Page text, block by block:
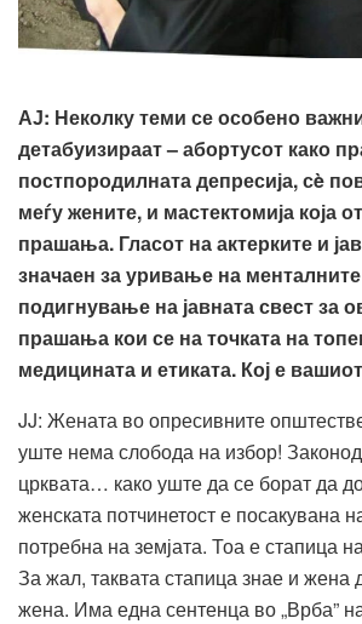
АЈ: Неколку теми се особено
детабуизираат – абортусот како
постпородилната депресија,сè
меѓу жените, и мастектомија која
прашања. Гласот на актерките и
значаен за уривање на
подигнување на јавната свест за
прашања кои се на точката на
медицината и етиката. Кој е
JJ: Жената во опресивните
уште нема слобода на избор!
црквата… како уште да се борат да
женската потчинетост е посакувана
потребна на земјата. Тоа е стапица
За жал, таквата стапица знае и жена
жена. Има една сентенца во „Врба”